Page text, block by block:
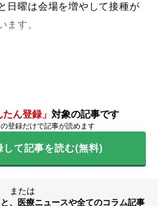
日曜は会場を増やして接種が
ます。
たん登録」 対象の記事です
登録だけで記事が読めます
して記事を読む(無料)
または
、医療ニュースや全てのコラム記事